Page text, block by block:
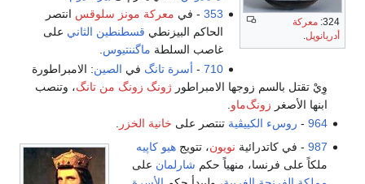
324: معركة
أدريانوپل
353- في معركة مونز سلوقس انتصر
الحاكم البيزنطي قسطنطين الثاني على
غاصب السلطة ماگننتيوس.
710
- أسرة تانگ في الصين: الامبراطورة
وِيْ تقتل بالسم زوجها الامبراطورژونگ زونگ من تانگ، وتنصب
ابنها الأصغر زونگ‌ماو
964
- روسء الكييڤية تنتصر على خانية الخزر
987 - في كاتدرائية نويون، تتويجهيو كاپيه
ملكاً على فرنسا، منهياً حكم شارلمان على